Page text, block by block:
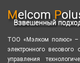
ТОО «Мэлком полюс» –
электронного
управления